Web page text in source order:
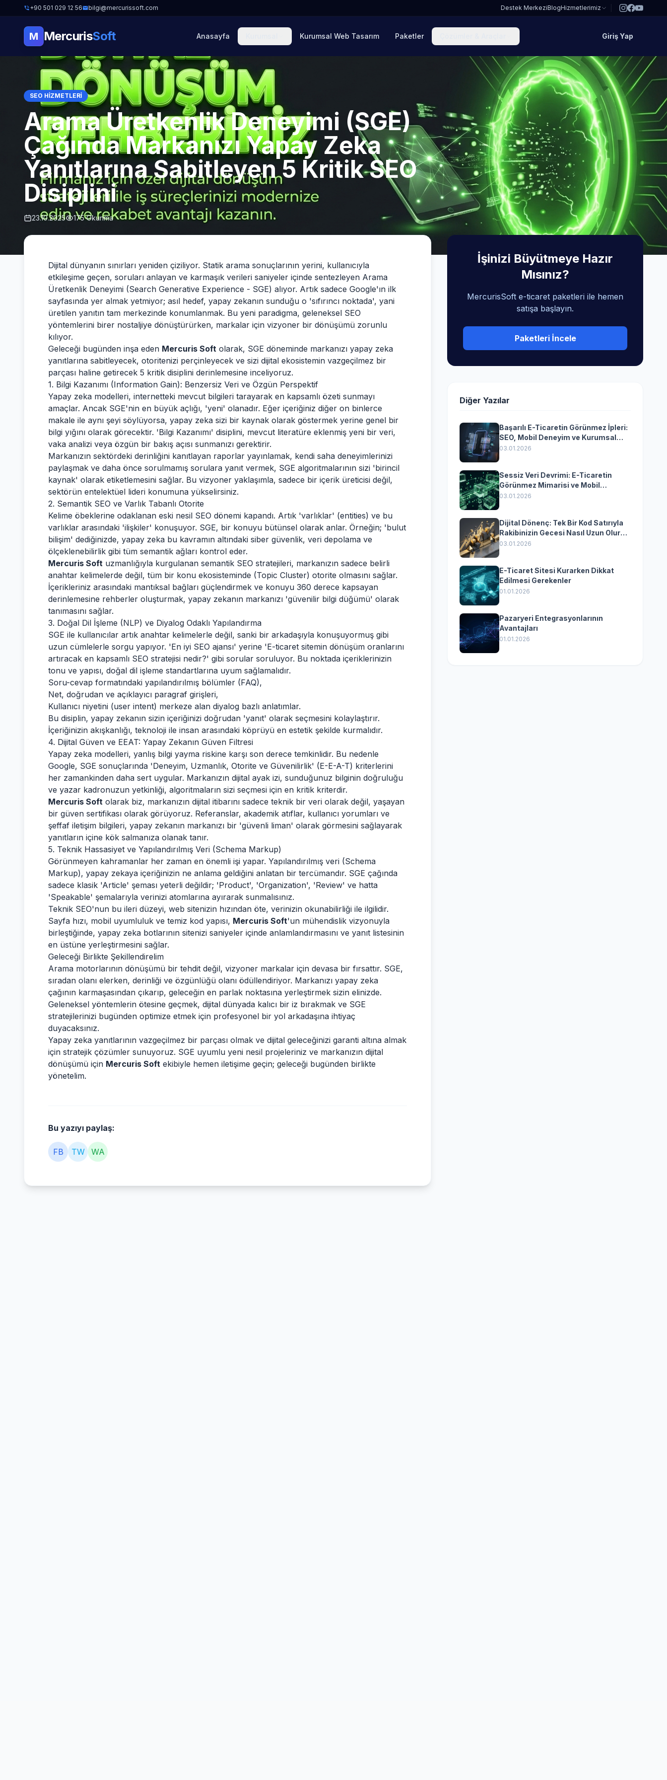
+90 501 029 12 56 bilgi@mercurissoft.com Destek MerkeziBlogHizmetlerimiz
M MercurisSoft Anasayfa Kurumsal Web Tasarım Paketler Giriş Yap
SEO HIZMETLERI
Arama Üretkenlik Deneyimi (SGE)
Çağında Markanızı Yapay Zeka
Yanıtlarına Sabitleyen 5 Kritik SEO
Disiplini
23.10.2025 175 Okunma
Dijital dünyanın sınırları yeniden çiziliyor. Statik arama sonuçlarının yerini, kullanıcıyla
etkileşime geçen, soruları anlayan ve karmaşık verileri saniyeler içinde sentezleyen Arama
Üretkenlik Deneyimi (Search Generative Experience - SGE) alıyor. Artık sadece Google'ın ilk
sayfasında yer almak yetmiyor; asıl hedef, yapay zekanın sunduğu o 'sıfırıncı noktada', yani
üretilen yanıtın tam merkezinde konumlanmak. Bu yeni paradigma, geleneksel SEO
yöntemlerini birer nostaljiye dönüştürürken, markalar için vizyoner bir dönüşümü zorunlu
kılıyor.
Geleceği bugünden inşa eden Mercuris Soft olarak, SGE döneminde markanızı yapay zeka
yanıtlarına sabitleyecek, otoritenizi perçinleyecek ve sizi dijital ekosistemin vazgeçilmez bir
parçası haline getirecek 5 kritik disiplini derinlemesine inceliyoruz.
1. Bilgi Kazanımı (Information Gain): Benzersiz Veri ve Özgün Perspektif
Yapay zeka modelleri, internetteki mevcut bilgileri tarayarak en kapsamlı özeti sunmayı
amaçlar. Ancak SGE'nin en büyük açlığı, 'yeni' olanadır. Eğer içeriğiniz diğer on binlerce
makale ile aynı şeyi söylüyorsa, yapay zeka sizi bir kaynak olarak göstermek yerine genel bir
bilgi yığını olarak görecektir. 'Bilgi Kazanımı' disiplini, mevcut literatüre eklenmiş yeni bir veri,
vaka analizi veya özgün bir bakış açısı sunmanızı gerektirir.
Markanızın sektördeki derinliğini kanıtlayan raporlar yayınlamak, kendi saha deneyimlerinizi
paylaşmak ve daha önce sorulmamış sorulara yanıt vermek, SGE algoritmalarının sizi 'birincil
kaynak' olarak etiketlemesini sağlar. Bu vizyoner yaklaşımla, sadece bir içerik üreticisi değil,
sektörün entelektüel lideri konumuna yükselirsiniz.
2. Semantik SEO ve Varlık Tabanlı Otorite
Kelime öbeklerine odaklanan eski nesil SEO dönemi kapandı. Artık 'varlıklar' (entities) ve bu
varlıklar arasındaki 'ilişkiler' konuşuyor. SGE, bir konuyu bütünsel olarak anlar. Örneğin; 'bulut
bilişim' dediğinizde, yapay zeka bu kavramın altındaki siber güvenlik, veri depolama ve
ölçeklenebilirlik gibi tüm semantik ağları kontrol eder.
Mercuris Soft uzmanlığıyla kurgulanan semantik SEO stratejileri, markanızın sadece belirli
anahtar kelimelerde değil, tüm bir konu ekosisteminde (Topic Cluster) otorite olmasını sağlar.
İçerikleriniz arasındaki mantıksal bağları güçlendirmek ve konuyu 360 derece kapsayan
derinlemesine rehberler oluşturmak, yapay zekanın markanızı 'güvenilir bilgi düğümü' olarak
tanımasını sağlar.
3. Doğal Dil İşleme (NLP) ve Diyalog Odaklı Yapılandırma
SGE ile kullanıcılar artık anahtar kelimelerle değil, sanki bir arkadaşıyla konuşuyormuş gibi
uzun cümlelerle sorgu yapıyor. 'En iyi SEO ajansı' yerine 'E-ticaret sitemin dönüşüm oranlarını
artıracak en kapsamlı SEO stratejisi nedir?' gibi sorular soruluyor. Bu noktada içeriklerinizin
tonu ve yapısı, doğal dil işleme standartlarına uyum sağlamalıdır.
Soru-cevap formatındaki yapılandırılmış bölümler (FAQ),
Net, doğrudan ve açıklayıcı paragraf girişleri,
Kullanıcı niyetini (user intent) merkeze alan diyalog bazlı anlatımlar.
Bu disiplin, yapay zekanın sizin içeriğinizi doğrudan 'yanıt' olarak seçmesini kolaylaştırır.
İçeriğinizin akışkanlığı, teknoloji ile insan arasındaki köprüyü en estetik şekilde kurmalıdır.
4. Dijital Güven ve EEAT: Yapay Zekanın Güven Filtresi
Yapay zeka modelleri, yanlış bilgi yayma riskine karşı son derece temkinlidir. Bu nedenle
Google, SGE sonuçlarında 'Deneyim, Uzmanlık, Otorite ve Güvenilirlik' (E-E-A-T) kriterlerini
her zamankinden daha sert uygular. Markanızın dijital ayak izi, sunduğunuz bilginin doğruluğu
ve yazar kadronuzun yetkinliği, algoritmaların sizi seçmesi için en kritik kriterdir.
Mercuris Soft olarak biz, markanızın dijital itibarını sadece teknik bir veri olarak değil, yaşayan
bir güven sertifikası olarak görüyoruz. Referanslar, akademik atıflar, kullanıcı yorumları ve
şeffaf iletişim bilgileri, yapay zekanın markanızı bir 'güvenli liman' olarak görmesini sağlayarak
yanıtların içine kök salmanıza olanak tanır.
5. Teknik Hassasiyet ve Yapılandırılmış Veri (Schema Markup)
Görünmeyen kahramanlar her zaman en önemli işi yapar. Yapılandırılmış veri (Schema
Markup), yapay zekaya içeriğinizin ne anlama geldiğini anlatan bir tercümandır. SGE çağında
sadece klasik 'Article' şeması yeterli değildir; 'Product', 'Organization', 'Review' ve hatta
'Speakable' şemalarıyla verinizi atomlarına ayırarak sunmalısınız.
Teknik SEO'nun bu ileri düzeyi, web sitenizin hızından öte, verinizin okunabilirliği ile ilgilidir.
Sayfa hızı, mobil uyumluluk ve temiz kod yapısı, Mercuris Soft'un mühendislik vizyonuyla
birleştiğinde, yapay zeka botlarının sitenizi saniyeler içinde anlamlandırmasını ve yanıt listesinin
en üstüne yerleştirmesini sağlar.
Geleceği Birlikte Şekillendirelim
Arama motorlarının dönüşümü bir tehdit değil, vizyoner markalar için devasa bir fırsattır. SGE,
sıradan olanı elerken, derinliği ve özgünlüğü olanı ödüllendiriyor. Markanızı yapay zeka
çağının karmaşasından çıkarıp, geleceğin en parlak noktasına yerleştirmek sizin elinizde.
Geleneksel yöntemlerin ötesine geçmek, dijital dünyada kalıcı bir iz bırakmak ve SGE
stratejilerinizi bugünden optimize etmek için profesyonel bir yol arkadaşına ihtiyaç
duyacaksınız.
Yapay zeka yanıtlarının vazgeçilmez bir parçası olmak ve dijital geleceğinizi garanti altına almak
için stratejik çözümler sunuyoruz. SGE uyumlu yeni nesil projeleriniz ve markanızın dijital
dönüşümü için Mercuris Soft ekibiyle hemen iletişime geçin; geleceği bugünden birlikte
yönetelim.
Bu yazıyı paylaş:
FB TW WA
İşinizi Büyütmeye Hazır
Mısınız?
MercurisSoft e-ticaret paketleri ile hemen
satışa başlayın.
Paketleri İncele
Diğer Yazılar
Başarılı E-Ticaretin Görünmez İpleri:
SEO, Mobil Deneyim ve Kurumsal
Yazılımın Kazandıran
03.01.2026
Sessiz Veri Devrimi: E-Ticaretin
Görünmez Mimarisi ve Mobil
Dönüşümün Kurumsal Anahtarı
03.01.2026
Dijital Dönenç: Tek Bir Kod Satırıyla
Rakibinizin Gecesi Nasıl Uzun Olur?
(Kurumsal Yazılımın Güçlü Rolü)
03.01.2026
E-Ticaret Sitesi Kurarken Dikkat
Edilmesi Gerekenler
01.01.2026
Pazaryeri Entegrasyonlarının
Avantajları
01.01.2026